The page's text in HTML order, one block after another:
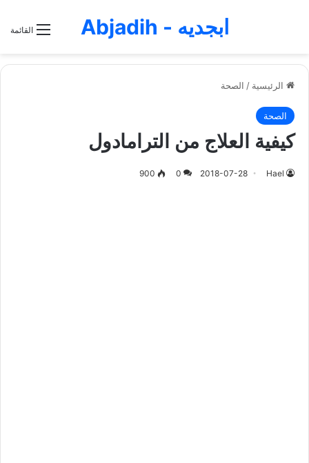
القائمة ابجديه - Abjadih
الرئيسية / الصحة
الصحة
كيفية العلاج من الترامادول
Hael
2018-07-28
0
900